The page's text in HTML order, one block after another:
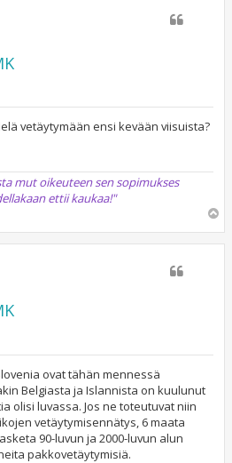
vetäytymään ensi kevään viisuista?
mut oikeuteen sen sopimukses
ettii kaukaa!"
ö
ovat tähän mennessä
Belgiasta ja Islannista on kuulunut
olisi luvassa. Jos ne toteutuvat niin
vetäytymisennätys, 6 maata
90-luvun ja 2000-luvun alun
pakkovetäytymisiä.